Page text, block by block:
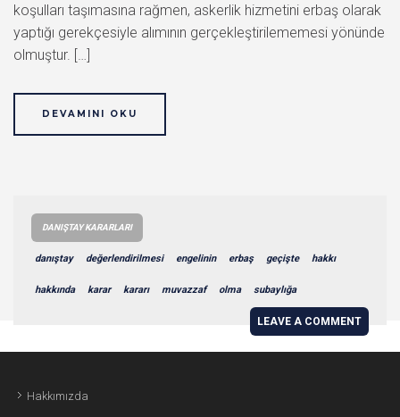
koşulları taşımasına rağmen, askerlik hizmetini erbaş olarak
yaptığı gerekçesiyle alımının gerçekleştirilememesi yönünde
olmuştur. […]
DEVAMINI OKU
DANIŞTAY KARARLARI
danıştay değerlendirilmesi engelinin erbaş geçişte hakkı
hakkında karar kararı muvazzaf olma subaylığa
LEAVE A COMMENT
Hakkımızda